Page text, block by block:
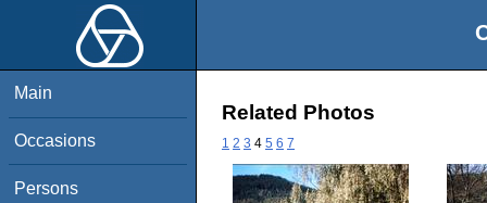
Main
Occasions
Persons
Related Photos
1 2 3 4 5 6 7